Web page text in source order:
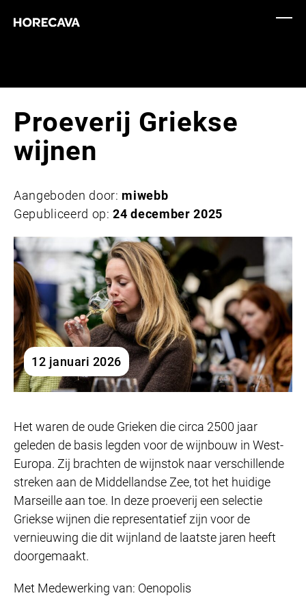
Proeverij Griekse
wijnen
Aangeboden door: miwebb
Gepubliceerd op:24 december 2025
12 januari 2026
Het waren de oude Grieken die circa 2500 jaar
geleden de basis legden voor de wijnbouw in West-
Europa. Zij brachten de wijnstok naar verschillende
streken aan de Middellandse Zee, tot het huidige
Marseille aan toe. In deze proeverij een selectie
Griekse wijnen die representatief zijn voor de
vernieuwing die dit wijnland de laatste jaren heeft
doorgemaakt.
Met Medewerking van: Oenopolis